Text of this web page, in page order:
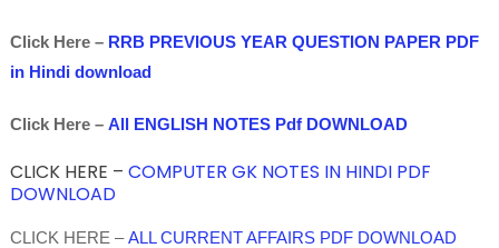
Click Here – RRB PREVIOUS YEAR QUESTION PAPER PDF
in Hindi download
Click Here – All ENGLISH NOTES Pdf DOWNLOAD
CLICK HERE – COMPUTER GK NOTES IN HINDI PDF
DOWNLOAD
CLICK HERE –ALL CURRENT AFFAIRS PDF DOWNLOAD